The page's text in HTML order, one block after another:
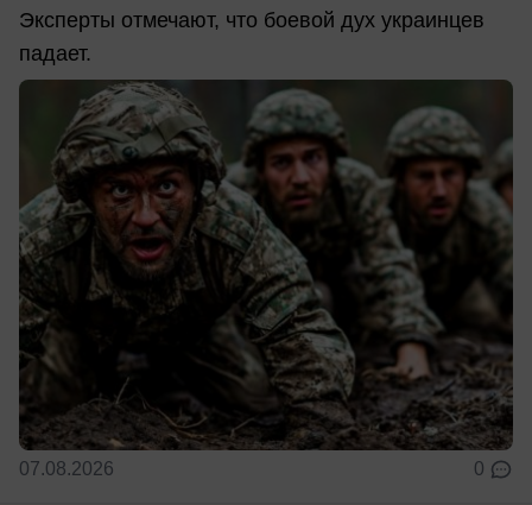
Эксперты отмечают, что боевой дух украинцев
падает.
07.08.2026 0